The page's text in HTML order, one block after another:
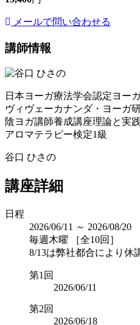
メールで問い合わせる
講師情報
日本ヨーガ療法学会認定ヨー
ヴィヴェーカナンダ・ヨーガ
陰ヨガ講師養成講座理論と実
アロマテラピー検定1級
谷口 ひさの
講座詳細
日程
2026/06/11 ～ 2026/08/20
毎週木曜 ［全10回］
8/13は弊社都合により休
第1回
2026/06/11
第2回
2026/06/18